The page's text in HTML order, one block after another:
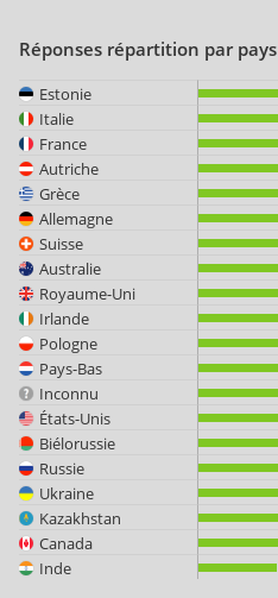
Réponses répartition par pays
Estonie
Italie
France
Autriche
Grèce
Allemagne
Suisse
Australie
Royaume-Uni
Irlande
Pologne
Pays-Bas
Inconnu
États-Unis
Biélorussie
Russie
Ukraine
Kazakhstan
Canada
Inde